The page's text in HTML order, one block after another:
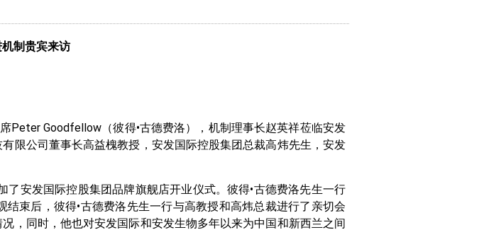
制贵宾来访
Peter Goodfellow（彼得•古德费洛），机制理事长赵英祥莅临安发
限公司董事长高益槐教授，安发国际控股集团总裁高炜先生，安发
安发国际控股集团品牌旗舰店开业仪式。彼得•古德费洛先生一行
束后，彼得•古德费洛先生一行与高教授和高炜总裁进行了亲切会
，同时，他也对安发国际和安发生物多年以来为中国和新西兰之间